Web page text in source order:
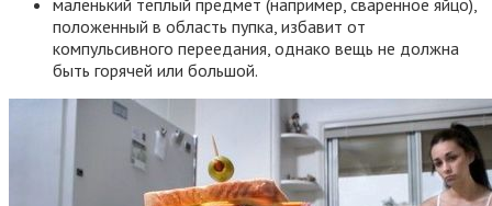
положенный в область пупка, избавит от
компульсивного переедания, однако вещь не должна
быть горячей или большой.